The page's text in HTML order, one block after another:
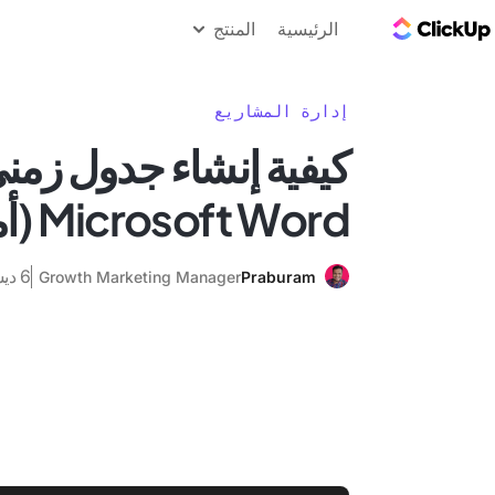
الرئيسية المنتج
إدارة المشاريع
كيفية إنشاء جدول
Microsoft Word (أمثلة وقوالب)
Praburam
Growth Marketing Manager 6 ديسمبر 2025